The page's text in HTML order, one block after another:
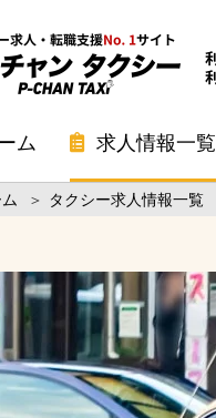
ム 求人情報一覧
＞ タクシー求人情報一覧